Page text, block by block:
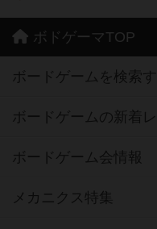
ボドゲーマTOP
ボードゲームを検索
ボードゲームの新着
ボードゲーム会情報
メカニクス特集